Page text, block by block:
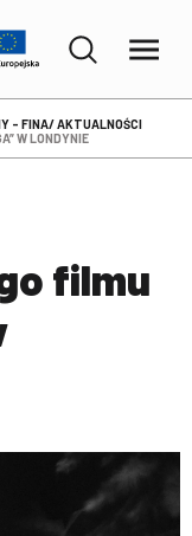
- FINA AKTUALNOŚCI
W LONDYNIE
filmu